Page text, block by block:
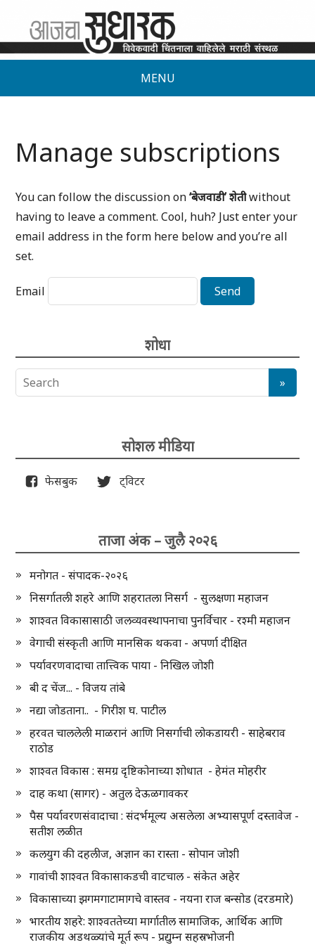
MENU
Manage subscriptions
You can follow the discussion on‘बेजवाडी’ शेतीwithout
having to leave a comment. Cool, huh? Just enter your
email address in the form here below and you’re all
set.
Email
शोधा
सोशल मीडिया
फेसबुक ट्विटर
ताजा अंक – जुलै २०२६
मनोगत - संपादक-२०२६
निसर्गातली शहरे आणि शहरातला निसर्ग - सुलक्षणा महाजन
शाश्वत विकासासाठी जलव्यवस्थापनाचा पुनर्विचार - रश्मी महाजन
वेगाची संस्कृती आणि मानसिक थकवा - अपर्णा दीक्षित
पर्यावरणवादाचा तात्त्विक पाया - निखिल जोशी
बी द चेंज... - विजय तांबे
नद्या जोडताना.. - गिरीश घ. पाटील
हरवत चाललेली माळरानं आणि निसर्गाची लोकडायरी - साहेबराव
राठोड
शाश्वत विकास : समग्र दृष्टिकोनाच्या शोधात - हेमंत मोहरीर
दाह कथा (सागर) - अतुल देऊळगावकर
पैस पर्यावरणसंवादाचा : संदर्भमूल्य असलेला अभ्यासपूर्ण दस्तावेज -
सतीश लळीत
कलयुग की दहलीज, अज्ञान का रास्ता - सोपान जोशी
गावांची शाश्वत विकासाकडची वाटचाल - संकेत अहेर
विकासाच्या झगमगाटामागचे वास्तव - नयना राज बन्सोड (दरडमारे)
भारतीय शहरे: शाश्वततेच्या मार्गातील सामाजिक, आर्थिक आणि
राजकीय अडथळ्यांचे मूर्त रूप - प्रद्युम्न सहस्रभोजनी